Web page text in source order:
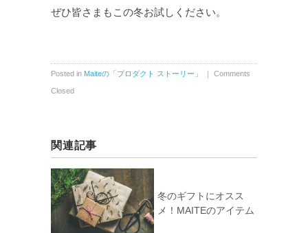
ぜひ皆さまもこの冬お試しください。
Posted in Maiteの「プロダクト ストーリー」 ｜ Comments
Closed
関連記事
冬のギフトにオスス
メ！MAITEのアイテム